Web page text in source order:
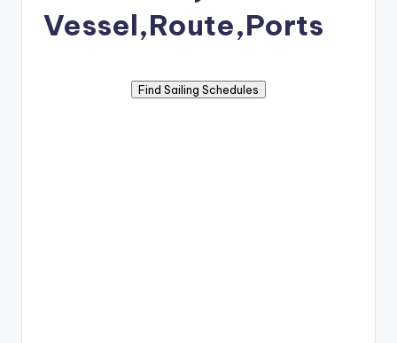
Vessel,Route,Ports